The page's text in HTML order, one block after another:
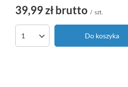
39,99 złbrutto / szt.
Ilość produktów Do koszyka